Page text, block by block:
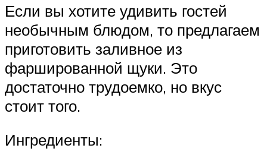
Если вы хотите удивить гостей
необычным блюдом, то предлагаем
приготовить заливное из
фаршированной щуки. Это
достаточно трудоемко, но вкус
стоит того.
Ингредиенты: